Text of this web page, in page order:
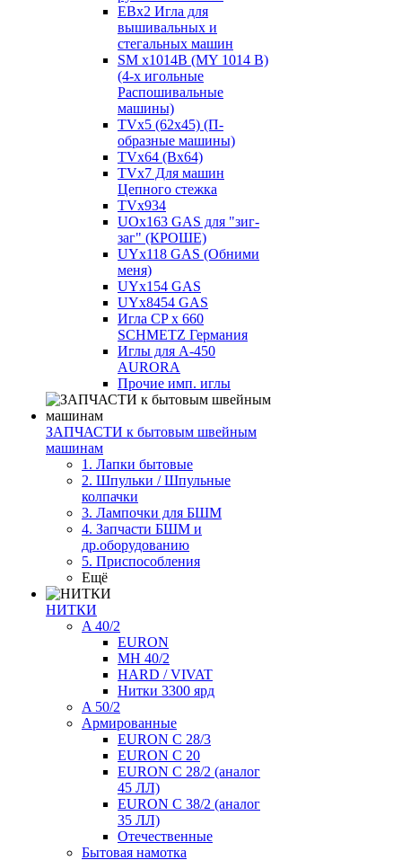
EBx2 Игла для
вышивальных и
стегальных машин
SM x1014B (MY 1014 B)
(4-х игольные
Распошивальные
машины)
TVх5 (62х45) (П-
образные машины)
TVх64 (Вх64)
TVх7 Для машин
Цепного стежка
TVх934
UOx163 GAS для "зиг-
заг" (КРОШЕ)
UYx118 GAS (Обними
меня)
UYx154 GAS
UYx8454 GAS
Игла CP х 660
SCHMETZ Германия
Иглы для А-450
AURORA
Прочие имп. иглы
ЗАПЧАСТИ к бытовым швейным
машинам
1. Лапки бытовые
2. Шпульки / Шпульные
колпачки
3. Лампочки для БШМ
4. Запчасти БШМ и
др.оборудованию
5. Приспособления
Ещё
НИТКИ
A 40/2
EURON
MH 40/2
HARD / VIVAT
Нитки 3300 ярд
A 50/2
Армированные
EURON C 28/3
EURON C 20
EURON C 28/2 (аналог
45 ЛЛ)
EURON C 38/2 (аналог
35 ЛЛ)
Отечественные
Бытовая намотка